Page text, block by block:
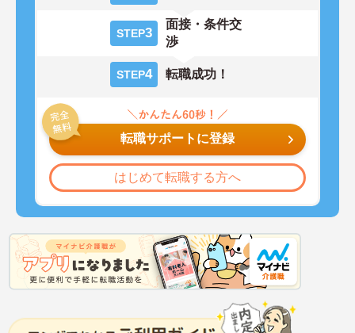
STEP3
面接・条件交
渉
STEP4 転職成功！
転職サポートに登録
はじめて転職する方へ